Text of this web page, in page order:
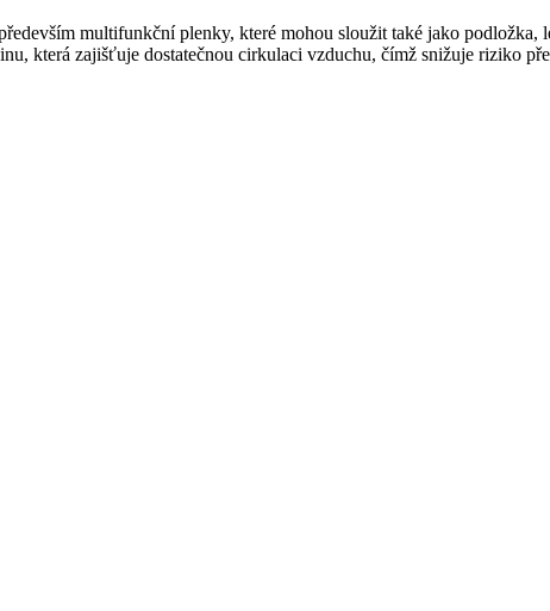
multifunkční plenky, které mohou sloužit také jako
která zajišťuje dostatečnou cirkulaci vzduchu, čímž snižuje riziko